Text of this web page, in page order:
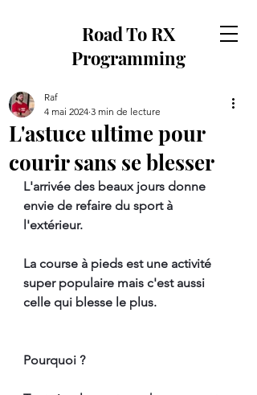
Road To RX
Programming
L'astuce ultime pour
courir sans se blesser
Raf
4 mai 2024 3 min de lecture
L'arrivée des beaux jours donne
envie de refaire du sport à
l'extérieur.
La course à pieds est une activité
super populaire mais c'est aussi
celle qui blesse le plus.
Pourquoi ?